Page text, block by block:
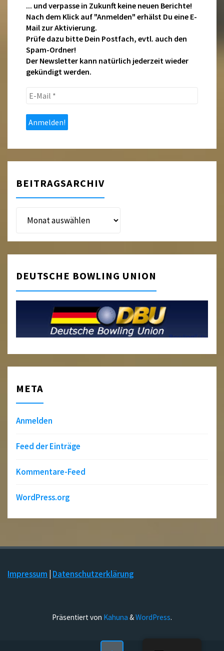
... und verpasse in Zukunft keine neuen Berichte!
Nach dem Klick auf "Anmelden" erhälst Du eine E-
Mail zur Aktivierung.
Prüfe dazu bitte Dein Postfach, evtl. auch den
Spam-Ordner!
Der Newsletter kann natürlich jederzeit wieder
gekündigt werden.
E-
*
BEITRAGSARCHIV
Beitragsarchiv
DEUTSCHE BOWLING UNION
META
Anmelden
Feed der Einträge
Kommentare-Feed
WordPress.org
Impressum | Datenschutzerklärung
Präsentiert von Kahuna &WordPress.